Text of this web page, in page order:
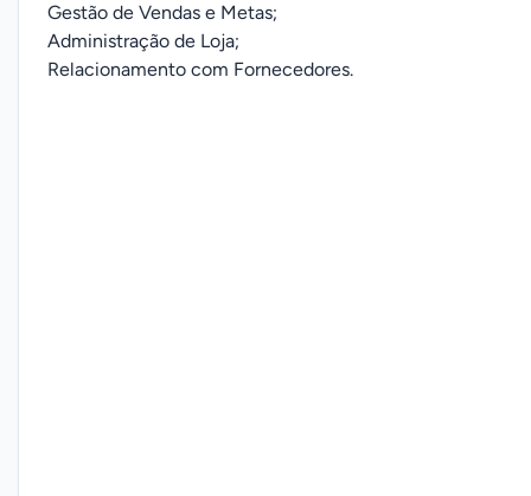
Gestão de Vendas e Metas;
Administração de Loja;
Relacionamento com Fornecedores.